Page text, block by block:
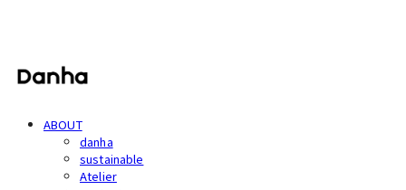
ABOUT
danha
sustainable
Atelier